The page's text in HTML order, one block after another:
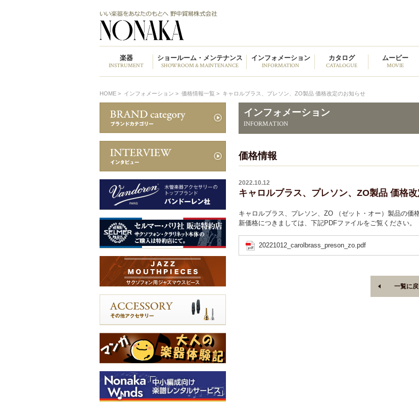
楽器
INSTRUMENT
ショールーム・メンテナンス
SHOWROOM & MAINTENANCE
インフォメーション
INFORMATION
カタログ
CATALOGUE
ムービー
MOVIE
HOME > インフォメーション > 価格情報一覧 > キャロルブラス、プレソン、ZO製品 価格改定のお知らせ
インフォメーション
INFORMATION
価格情報
2022.10.12
キャロルブラス、プレソン、ZO製品 価格
キャロルブラス、プレソン、ZO （ゼット・オー）製品の価
新価格につきましては、下記PDFファイルをご覧ください。
20221012_carolbrass_preson_zo.pdf
一覧に